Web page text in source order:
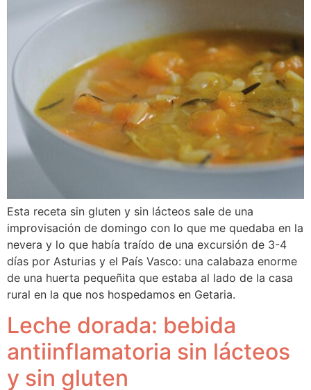
Esta receta sin gluten y sin lácteos sale de una
improvisación de domingo con lo que me quedaba en la
nevera y lo que había traído de una excursión de 3-4
días por Asturias y el País Vasco: una calabaza enorme
de una huerta pequeñita que estaba al lado de la casa
rural en la que nos hospedamos en Getaria.
Leche dorada: bebida
antiinflamatoria sin lácteos
y sin gluten